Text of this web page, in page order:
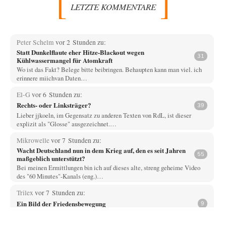
LETZTE KOMMENTARE
Peter Schelm vor 2 Stunden zu:
Statt Dunkelflaute eher Hitze-Blackout wegen
Kühlwassermangel für Atomkraft
31
Wo ist das Fakt? Belege bitte beibringen. Behaupten kann man viel. ich
erinnere miichvan Daten…
El-Gvor 6 Stunden zu:
Rechts- oder Linksträger? 39
Lieber jjkoeln, im Gegensatz zu anderen Texten von RdL, ist dieser
explizit als "Glosse" ausgezeichnet.…
Mikrowellevor 7 Stunden zu:
Wacht Deutschland nun in dem Krieg auf, den es seit Jahren
maßgeblich unterstützt?
55
Bei meinen Ermittlungen bin ich auf dieses alte, streng geheime Video
des "60 Minutes"-Kanals (eng.)…
Trilex vor 7 Stunden zu:
Ein Bild der Friedensbewegung 9